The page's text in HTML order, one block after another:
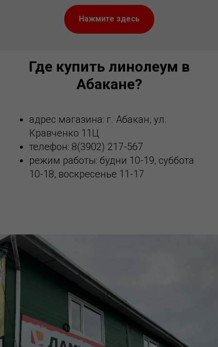
Нажмите здесь
Где купить линолеум в
Абакане?
адрес магазина: г. Абакан, ул.
Кравченко 11Ц
телефон: 8(3902) 217-567
режим работы: будни 10-19, суббота
10-18, воскресенье 11-17